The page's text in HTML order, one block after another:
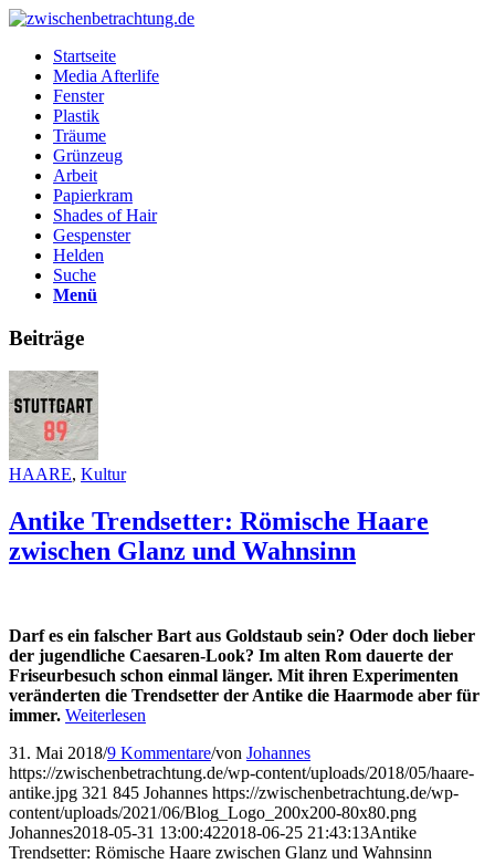
Startseite
Media Afterlife
Fenster
Plastik
Träume
Grünzeug
Arbeit
Papierkram
Shades of Hair
Gespenster
Helden
Suche
Menü
Beiträge
HAARE, Kultur
Antike Trendsetter: Römische Haare
zwischen Glanz und Wahnsinn
Darf es ein falscher Bart aus Goldstaub sein? Oder doch lieber
der jugendliche Caesaren-Look? Im alten Rom dauerte der
Friseurbesuch schon einmal länger. Mit ihren Experimenten
veränderten die Trendsetter der Antike die Haarmode aber für
immer. Weiterlesen
31. Mai 2018/9 Kommentare/von Johannes
https://zwischenbetrachtung.de/wp-content/uploads/2018/05/haare-
antike.jpg 321 845 Johannes https://zwischenbetrachtung.de/wp-
content/uploads/2021/06/Blog_Logo_200x200-80x80.png
Johannes2018-05-31 13:00:422018-06-25 21:43:13Antike
Trendsetter: Römische Haare zwischen Glanz und Wahnsinn